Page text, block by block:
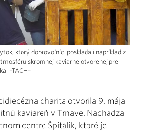
ktorý dobrovoľníci poskladali napríklad z
skromnej kaviarne otvorenej pre
–TACH–
charita otvorila 9. mája
kaviareň v Trnave. Nachádza
centre Špitálik, ktoré je